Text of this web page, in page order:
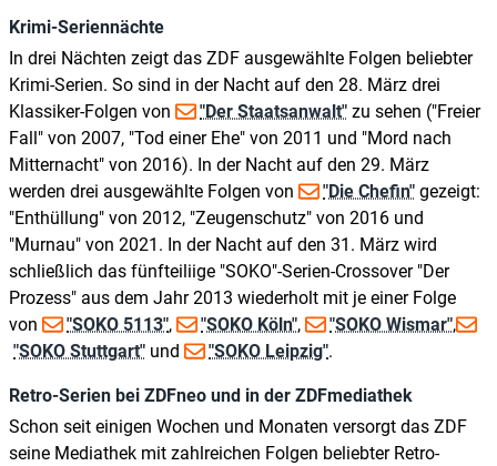
Krimi-Seriennächte
In drei Nächten zeigt das ZDF ausgewählte Folgen beliebter
Krimi-Serien. So sind in der Nacht auf den 28. März drei
Klassiker-Folgen von
"Der Staatsanwalt" zu sehen ("Freier
Fall" von 2007, "Tod einer Ehe" von 2011 und "Mord nach
Mitternacht" von 2016). In der Nacht auf den 29. März
werden drei ausgewählte Folgen von
"Die Chefin" gezeigt:
"Enthüllung" von 2012, "Zeugenschutz" von 2016 und
"Murnau" von 2021. In der Nacht auf den 31. März wird
schließlich das fünfteiliige "SOKO"-Serien-Crossover "Der
Prozess" aus dem Jahr 2013 wiederholt mit je einer Folge
von
"SOKO 5113", "SOKO Köln", "SOKO Wismar",
"SOKO Stuttgart" und "SOKO Leipzig".
Retro-Serien bei ZDFneo und in der ZDFmediathek
Schon seit einigen Wochen und Monaten versorgt das ZDF
seine Mediathek mit zahlreichen Folgen beliebter Retro-